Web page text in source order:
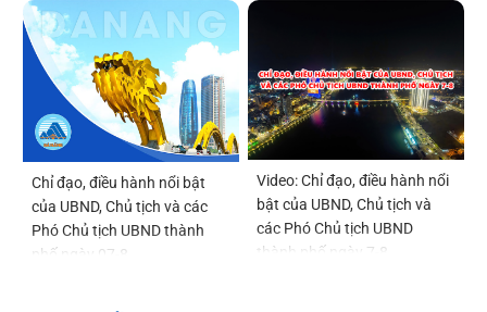
Chỉ đạo, điều hành nổi bật
của UBND, Chủ tịch và các
Phó Chủ tịch UBND thành
phố ngày 07-8
Video: Chỉ đạo, điều hành nổi
bật của UBND, Chủ tịch và
các Phó Chủ tịch UBND
thành phố ngày 7-8